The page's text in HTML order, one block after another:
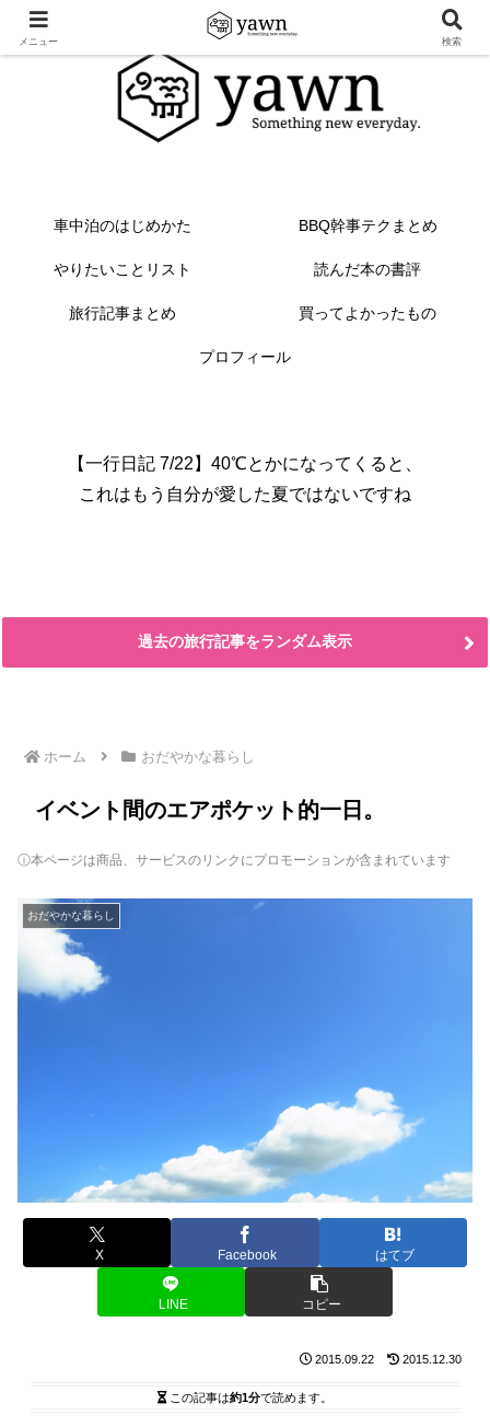
車中泊のはじめかた BBQ幹事テクまとめ
やりたいことリスト 読んだ本の書評
旅行記事まとめ 買ってよかったもの
プロフィール
【一行日記 7/22】40℃とかになってくると、
これはもう自分が愛した夏ではないですね
過去の旅行記事をランダム表示
ホーム おだやかな暮らし
イベント間のエアポケット的一日。
ⓘ本ページは商品、サービスのリンクにプロモーションが含まれています
おだやかな暮らし
X Facebook はてブ
LINE コピー
2015.09.22 2015.12.30
この記事は約1分で読めます。
メニュー 検索